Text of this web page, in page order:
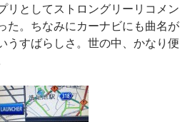
リとしてストロングリーリコメン
た。ちなみにカーナビにも曲名が
うすばらしさ。世の中、かなり便